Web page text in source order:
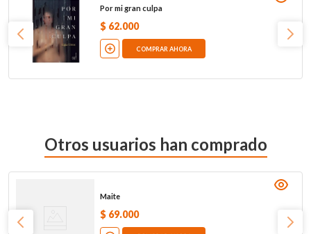
Por mi gran culpa
$ 62.000
COMPRAR AHORA
Otros usuarios han comprado
Maite
$ 69.000